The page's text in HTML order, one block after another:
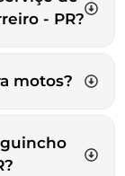
- PR?
motos?